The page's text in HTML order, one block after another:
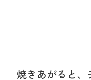
焼きあがると、